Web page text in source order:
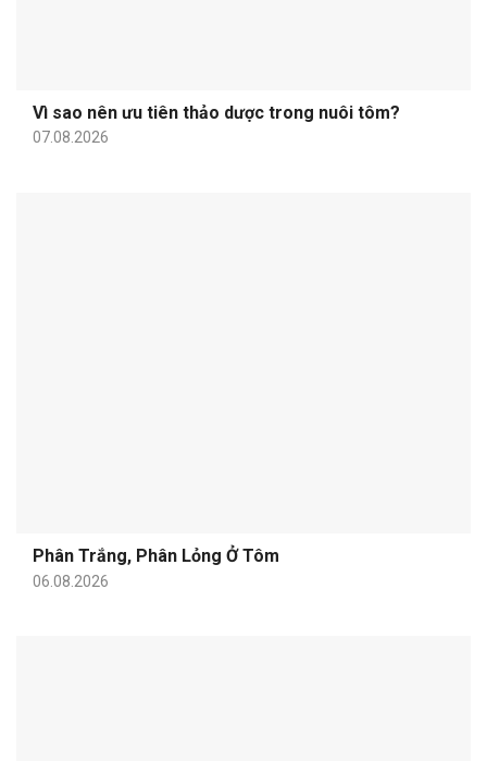
Vì sao nên ưu tiên thảo dược trong nuôi tôm?
07.08.2026
Phân Trắng, Phân Lỏng Ở Tôm
06.08.2026